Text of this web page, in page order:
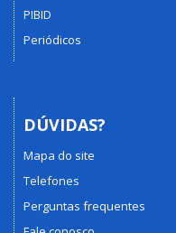
PIBID
Periódicos
DÚVIDAS?
Mapa do site
Telefones
Perguntas frequentes